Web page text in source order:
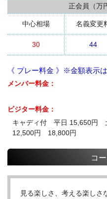
正会員（万
中心相場 名義変更
30 44
《 プレー料金 》※金額表示は
メンバー料金：
ビジター料金：
キャディ付 平日 15,650円
12,500円 18,800円
コ
見る楽しさ、考える楽しさ